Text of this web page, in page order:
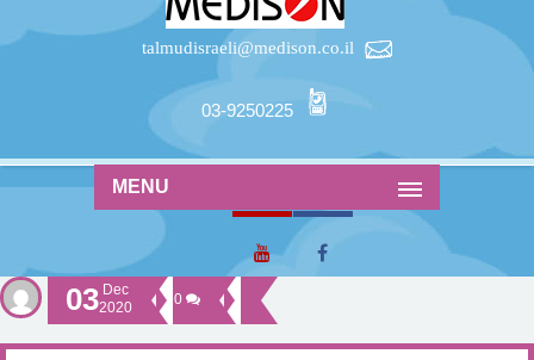
talmudisraeli@medison.co.il
03-9250225
MENU
03 Dec
2020
0